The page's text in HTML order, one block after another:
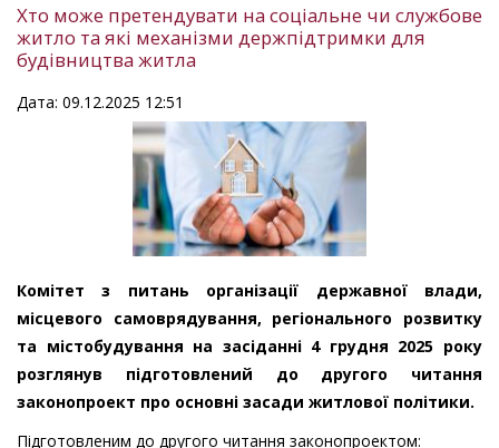
Хто може претендувати на соціальне чи службове
житло та які механізми держпідтримки для
будівництва житла
Дата: 09.12.2025 12:51
Комітет з питань організації державної влади,
місцевого самоврядування, регіонального розвитку
та містобудування на засіданні 4 грудня 2025 року
розглянув підготовлений до другого читання
законопроект про основні засади житлової політики.
Підготовленим до другого читання законопроектом: